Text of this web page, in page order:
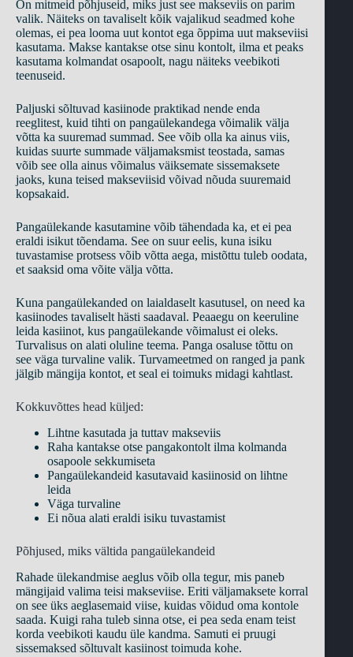
On mitmeid põhjuseid, miks just see makseviis on parim
valik. Näiteks on tavaliselt kõik vajalikud seadmed kohe
olemas, ei pea looma uut kontot ega õppima uut makseviisi
kasutama. Makse kantakse otse sinu kontolt, ilma et peaks
kasutama kolmandat osapoolt, nagu näiteks veebikoti
teenuseid.
Paljuski sõltuvad kasiinode praktikad nende enda
reeglitest, kuid tihti on pangaülekandega võimalik välja
võtta ka suuremad summad. See võib olla ka ainus viis,
kuidas suurte summade väljamaksmist teostada, samas
võib see olla ainus võimalus väiksemate sissemaksete
jaoks, kuna teised makseviisid võivad nõuda suuremaid
kopsakaid.
Pangaülekande kasutamine võib tähendada ka, et ei pea
eraldi isikut tõendama. See on suur eelis, kuna isiku
tuvastamise protsess võib võtta aega, mistõttu tuleb oodata,
et saaksid oma võite välja võtta.
Kuna pangaülekanded on laialdaselt kasutusel, on need ka
kasiinodes tavaliselt hästi saadaval. Peaaegu on keeruline
leida kasiinot, kus pangaülekande võimalust ei oleks.
Turvalisus on alati oluline teema. Panga osaluse tõttu on
see väga turvaline valik. Turvameetmed on ranged ja pank
jälgib mängija kontot, et seal ei toimuks midagi kahtlast.
Kokkuvõttes head küljed:
Lihtne kasutada ja tuttav makseviis
Raha kantakse otse pangakontolt ilma kolmanda
osapoole sekkumiseta
Pangaülekandeid kasutavaid kasiinosid on lihtne
leida
Väga turvaline
Ei nõua alati eraldi isiku tuvastamist
Põhjused, miks vältida pangaülekandeid
Rahade ülekandmise aeglus võib olla tegur, mis paneb
mängijaid valima teisi makseviise. Eriti väljamaksete korral
on see üks aeglasemaid viise, kuidas võidud oma kontole
saada. Kuigi raha tuleb sinna otse, ei pea seda enam teist
korda veebikoti kaudu üle kandma. Samuti ei pruugi
sissemaksed sõltuvalt kasiinost toimuda kohe.